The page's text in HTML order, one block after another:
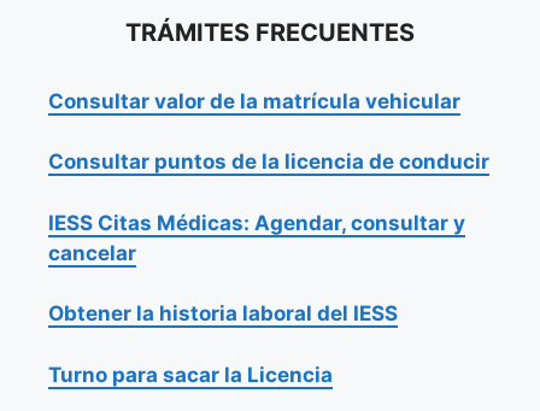
TRÁMITES FRECUENTES
Consultar valor de la matrícula vehicular
Consultar puntos de la licencia de conducir
IESS Citas Médicas: Agendar, consultar y
cancelar
Obtener la historia laboral del IESS
Turno para sacar la Licencia